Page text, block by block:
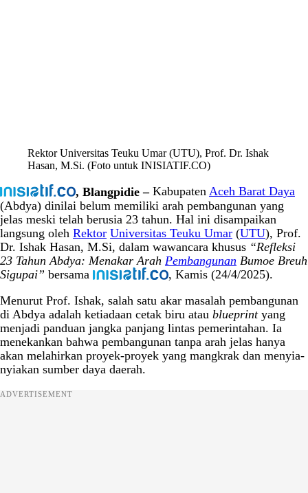
Rektor Universitas Teuku Umar (UTU), Prof. Dr. Ishak
Hasan, M.Si. (Foto untuk INISIATIF.CO)
, Blangpidie –Kabupaten Aceh Barat Daya
(Abdya) dinilai belum memiliki arah pembangunan yang
jelas meski telah berusia 23 tahun. Hal ini disampaikan
langsung oleh Rektor Universitas Teuku Umar (UTU), Prof.
Dr. Ishak Hasan, M.Si, dalam wawancara khusus “Refleksi
23 Tahun Abdya: Menakar Arah Pembangunan Bumoe Breuh
Sigupai” bersama
, Kamis (24/4/2025).
Menurut Prof. Ishak, salah satu akar masalah pembangunan
di Abdya adalah ketiadaan cetak biru atau blueprintyang
menjadi panduan jangka panjang lintas pemerintahan. Ia
menekankan bahwa pembangunan tanpa arah jelas hanya
akan melahirkan proyek-proyek yang mangkrak dan menyia-
nyiakan sumber daya daerah.
ADVERTISEMENT